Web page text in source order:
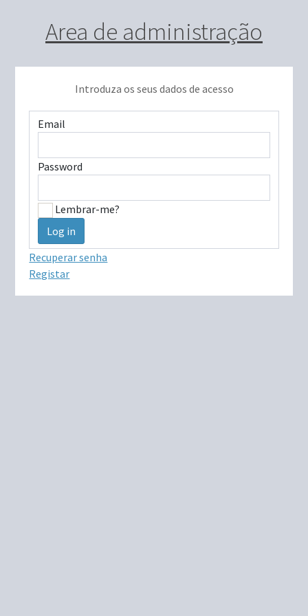
Area de administração
Introduza os seus dados de acesso
Email
Password
Lembrar-me?
Recuperar senha
Registar